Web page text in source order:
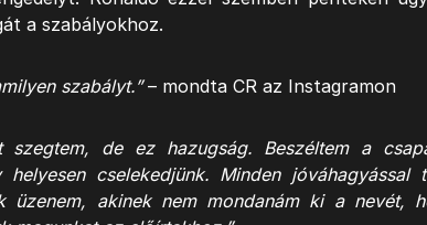
a szabályokhoz.
szabályt.”– mondta CR az Instagramon
szegtem, de ez hazugság. Beszéltem a
cselekedjünk. Minden jóváhagyással
üzenem, akinek nem mondanám ki a nevét,